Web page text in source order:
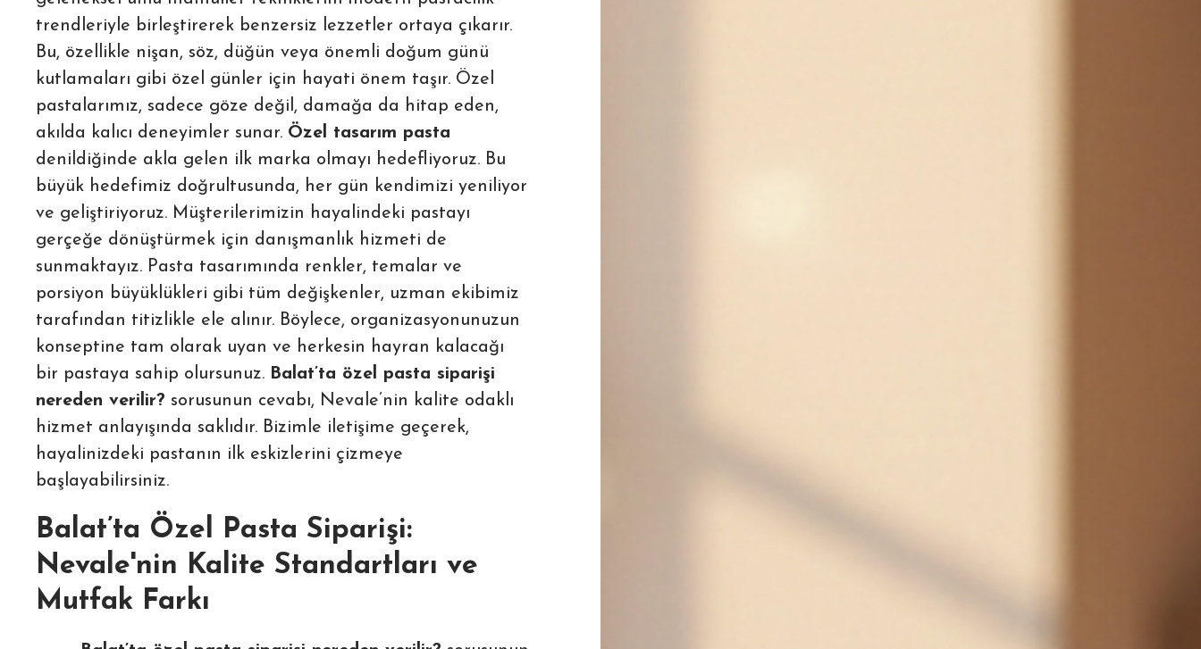
trendleriyle birleştirerek benzersiz lezzetler ortaya çıkarır.
Bu, özellikle nişan, söz, düğün veya önemli doğum günü
kutlamaları gibi özel günler için hayati önem taşır. Özel
pastalarımız, sadece göze değil, damağa da hitap eden,
akılda kalıcı deneyimler sunar. Özel tasarım pasta
denildiğinde akla gelen ilk marka olmayı hedefliyoruz. Bu
büyük hedefimiz doğrultusunda, her gün kendimizi yeniliyor
ve geliştiriyoruz. Müşterilerimizin hayalindeki pastayı
gerçeğe dönüştürmek için danışmanlık hizmeti de
sunmaktayız. Pasta tasarımında renkler, temalar ve
porsiyon büyüklükleri gibi tüm değişkenler, uzman ekibimiz
tarafından titizlikle ele alınır. Böylece, organizasyonunuzun
konseptine tam olarak uyan ve herkesin hayran kalacağı
bir pastaya sahip olursunuz. Balat’ta özel pasta siparişi
nereden verilir? sorusunun cevabı, Nevale’nin kalite odaklı
hizmet anlayışında saklıdır. Bizimle iletişime geçerek,
hayalinizdeki pastanın ilk eskizlerini çizmeye
başlayabilirsiniz.
Balat’ta Özel Pasta Siparişi:
Nevale'nin Kalite Standartları ve
Mutfak Farkı